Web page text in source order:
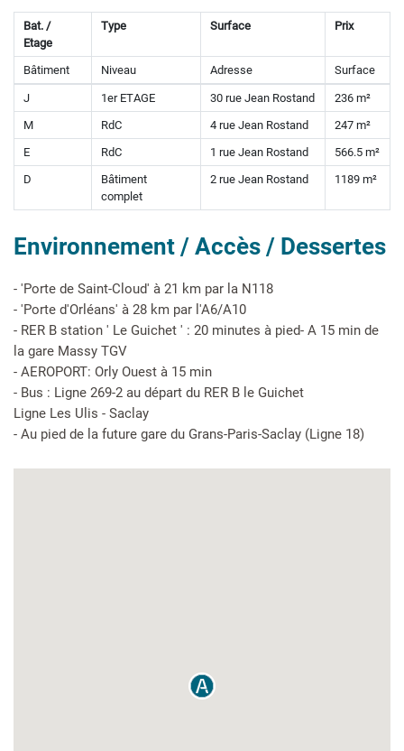
Bat. /
Etage
Type Surface Prix
Bâtiment Niveau Adresse Surface
J 1er ETAGE 30 rue Jean Rostand
236 m²
M
RdC 4 rue Jean Rostand
247 m²
E
RdC 1 rue Jean Rostand
566.5 m²
D
Bâtiment
complet
2 rue Jean Rostand 1189 m²
Environnement / Accès / Dessertes
- 'Porte de Saint-Cloud' à 21 km par la N118
- 'Porte d'Orléans' à 28 km par l'A6/A10
- RER B station ' Le Guichet ' : 20 minutes à pied- A 15 min de
la gare Massy TGV
- AEROPORT: Orly Ouest à 15 min
- Bus : Ligne 269-2 au départ du RER B le Guichet
Ligne Les Ulis - Saclay
- Au pied de la future gare du Grans-Paris-Saclay (Ligne 18)